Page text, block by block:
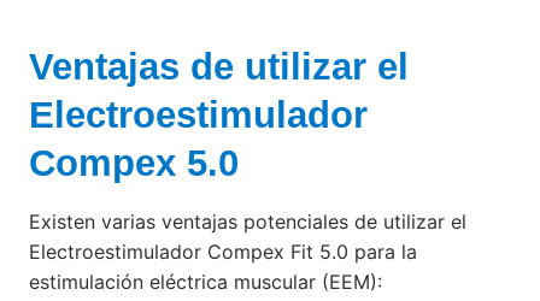
Ventajas de utilizar el
Electroestimulador
Compex 5.0
Existen varias ventajas potenciales de utilizar el
Electroestimulador Compex Fit 5.0 para la
estimulación eléctrica muscular (EEM):